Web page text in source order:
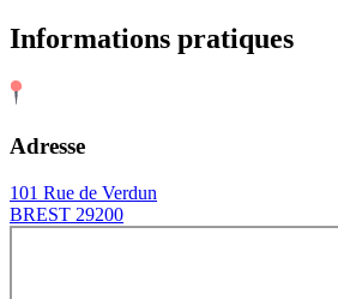
Informations pratiques
Adresse
101 Rue de Verdun
BREST 29200